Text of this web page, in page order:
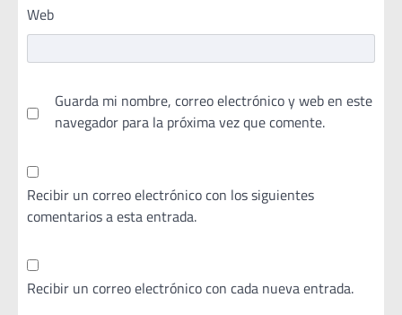
Web
Guarda mi nombre, correo electrónico y web en este
navegador para la próxima vez que comente.
Recibir un correo electrónico con los siguientes
comentarios a esta entrada.
Recibir un correo electrónico con cada nueva entrada.